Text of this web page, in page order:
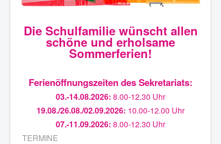
Die Schulfamilie wünscht allen
schöne und erholsame
Sommerferien!
Ferienöffnungszeiten des Sekretariats:
03.-14.08.2026: 8.00-12.30 Uhr
19.08./26.08./02.09.2026: 10.00-12.00 Uhr
07.-11.09.2026: 8.00-12.30 Uhr
TERMINE